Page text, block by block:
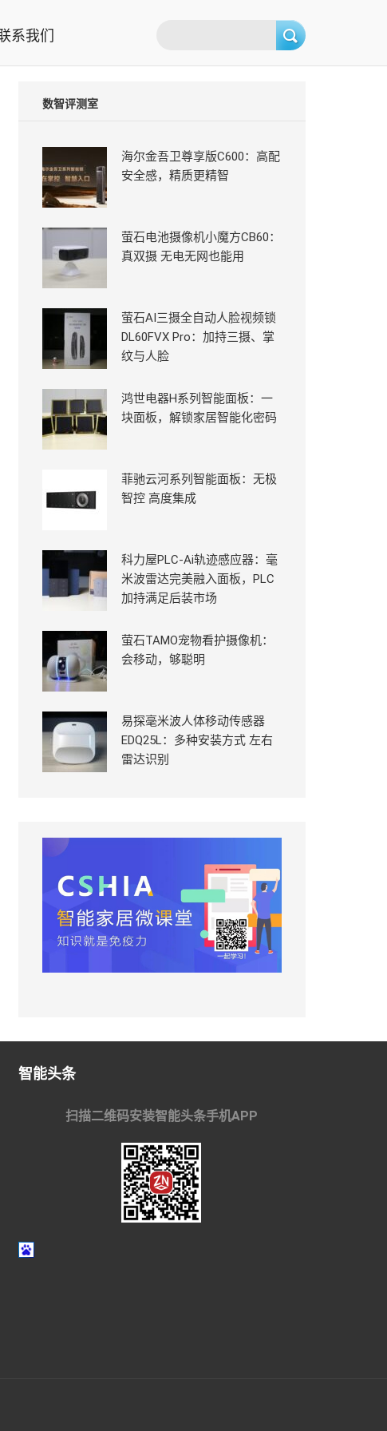
例
系我们
数智评测室
海尔金吾卫尊享版C600：高配
安全感，精质更精智
萤石电池摄像机小魔方CB60：
真双摄 无电无网也能用
萤石AI三摄全自动人脸视频锁
DL60FVX Pro：加持三摄、掌
纹与人脸
鸿世电器H系列智能面板：一
块面板，解锁家居智能化密码
菲驰云河系列智能面板：无极
智控 高度集成
科力屋PLC-Ai轨迹感应器：毫
米波雷达完美融入面板，PLC
加持满足后装市场
萤石TAMO宠物看护摄像机：
会移动，够聪明
易探毫米波人体移动传感器
EDQ25L：多种安装方式 左右
雷达识别
智能头条
扫描二维码安装智能头条手机APP